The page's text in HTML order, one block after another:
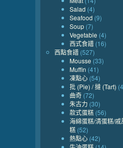
Salad (4)
Seafood (9)
Soup (7)
Vegetable (4)
西式食譜 (16)
西點食譜 (527)
Mousse (33)
Muffin (41)
凍點心 (54)
批 (Pie) / 撻 (Tart)
曲奇 (72)
朱古力 (30)
款式蛋糕 (56)
海綿蛋糕/清蛋糕/戚
糕 (52)
熱點心 (42)